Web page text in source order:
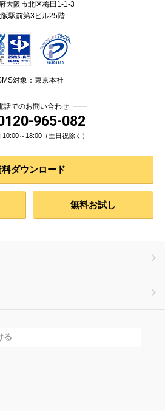
大阪市北区梅田1-1-3
駅前第3ビル25階
対象：東京本社
話でのお問い合わせ
965-082
～18:00（土日祝除く）
料ダウンロード
無料お試し
る